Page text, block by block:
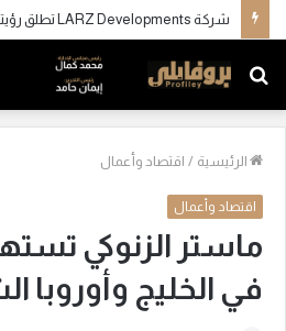
بحث
عن
الرئيسية / اقتصاد وأعمال
اقتصاد وأعمال
ماستر الزنوكي
في الخليج وأوروبا